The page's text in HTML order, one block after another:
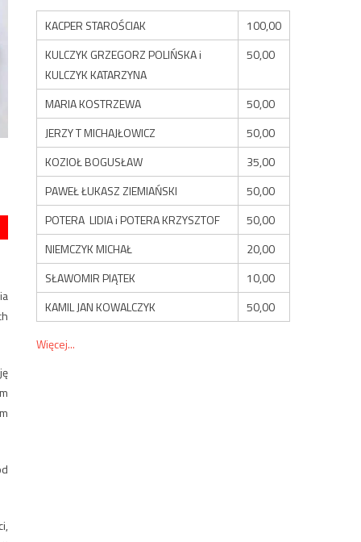
KACPER STAROŚCIAK
100,00
KULCZYK GRZEGORZ POLIŃSKA i
KULCZYK KATARZYNA
50,00
MARIA KOSTRZEWA
50,00
JERZY T MICHAJŁOWICZ
50,00
KOZIOŁ BOGUSŁAW
35,00
PAWEŁ ŁUKASZ ZIEMIAŃSKI
50,00
POTERA LIDIA i POTERA KRZYSZTOF
50,00
NIEMCZYK MICHAŁ
20,00
SŁAWOMIR PIĄTEK
10,00
KAMIL JAN KOWALCZYK
50,00
Więcej...